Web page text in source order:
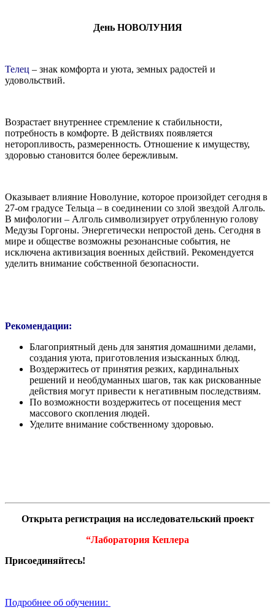
День НОВОЛУНИЯ
Телец – знак комфорта и уюта, земных радостей и
удовольствий.
Возрастает внутреннее стремление к стабильности,
потребность в комфорте. В действиях появляется
неторопливость, размеренность. Отношение к имуществу,
здоровью становится более бережливым.
Оказывает влияние Новолуние, которое произойдет сегодня в
27-ом градусе Тельца – в соединении со злой звездой Алголь.
В мифологии – Алголь символизирует отрубленную голову
Медузы Горгоны. Энергетически непростой день. Сегодня в
мире и обществе возможны резонансные события, не
исключена активизация военных действий. Рекомендуется
уделить внимание собственной безопасности.
Рекомендации:
Благоприятный день для занятия домашними делами,
создания уюта, приготовления изысканных блюд.
Воздержитесь от принятия резких, кардинальных
решений и необдуманных шагов, так как рискованные
действия могут привести к негативным последствиям.
По возможности воздержитесь от посещения мест
массового скопления людей.
Уделите внимание собственному здоровью.
Открыта регистрация на исследовательский проект
“Лаборатория Кеплера
Присоединяйтесь!
Подробнее об обучении: